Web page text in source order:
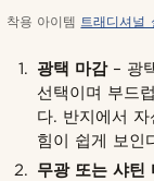
착용 아이템 트래디셔널
광택 마감– 광
선택이며 부드
다. 반지에서
힘이 쉽게 보인
무광 또는 샤틴